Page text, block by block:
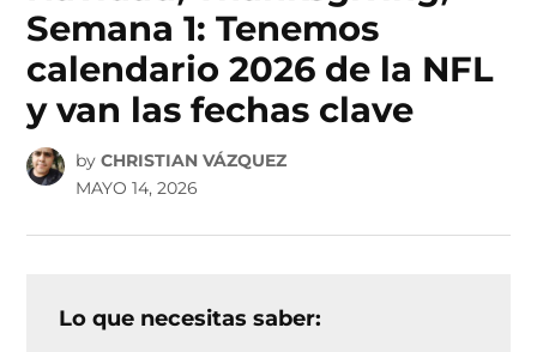
Semana 1: Tenemos
calendario 2026 de la NFL
y van las fechas clave
by CHRISTIAN VÁZQUEZ
MAYO 14, 2026
Lo que necesitas saber: